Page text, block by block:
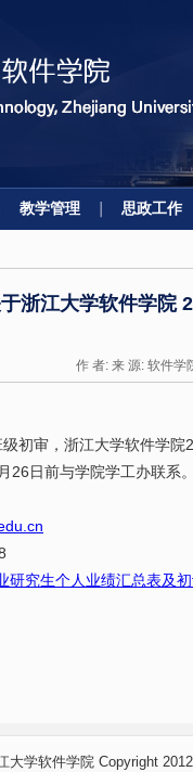
教学管理 思政工作
于浙江大学软件学
作 者: 来 源: 软件
审，浙江大学软件学院
26日前与学院学工办联系
研究生个人业绩汇总表及
大学软件学院 Copyright